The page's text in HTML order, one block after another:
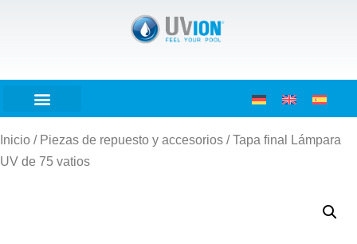
Inicio / Piezas de repuesto y accesorios / Tapa final Lámpara
UV de 75 vatios